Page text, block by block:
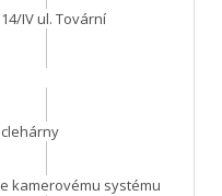
IV ul. Tovární
kamerovému systému